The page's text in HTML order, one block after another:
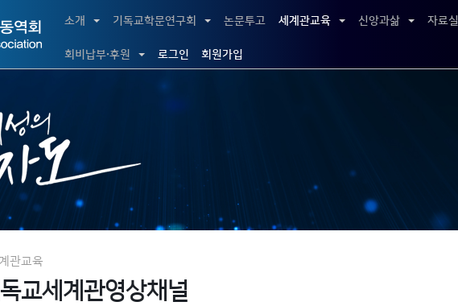
소개 기독교학문연구회 논문투고 세계관교육 신앙과삶 자료실
회비납부·후원 로그인 회원가입
관교육
교세계관영상채널